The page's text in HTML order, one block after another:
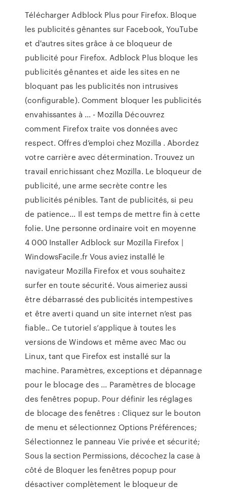
Télécharger Adblock Plus pour Firefox. Bloque
les publicités gênantes sur Facebook, YouTube
et d'autres sites grâce à ce bloqueur de
publicité pour Firefox. Adblock Plus bloque les
publicités gênantes et aide les sites en ne
bloquant pas les publicités non intrusives
(configurable). Comment bloquer les publicités
envahissantes à ... - Mozilla Découvrez
comment Firefox traite vos données avec
respect. Offres d’emploi chez Mozilla . Abordez
votre carrière avec détermination. Trouvez un
travail enrichissant chez Mozilla. Le bloqueur de
publicité, une arme secrète contre les
publicités pénibles. Tant de publicités, si peu
de patience… Il est temps de mettre fin à cette
folie. Une personne ordinaire voit en moyenne
4 000 Installer Adblock sur Mozilla Firefox |
WindowsFacile.fr Vous aviez installé le
navigateur Mozilla Firefox et vous souhaitez
surfer en toute sécurité. Vous aimeriez aussi
être débarrassé des publicités intempestives
et être averti quand un site internet n’est pas
fiable.. Ce tutoriel s’applique à toutes les
versions de Windows et même avec Mac ou
Linux, tant que Firefox est installé sur la
machine. Paramètres, exceptions et dépannage
pour le blocage des ... Paramètres de blocage
des fenêtres popup. Pour définir les réglages
de blocage des fenêtres : Cliquez sur le bouton
de menu et sélectionnez Options Préférences;
Sélectionnez le panneau Vie privée et sécurité;
Sous la section Permissions, décochez la case à
côté de Bloquer les fenêtres popup pour
désactiver complètement le bloqueur de